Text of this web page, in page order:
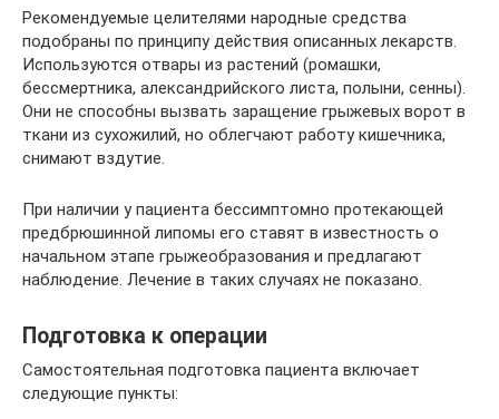
Рекомендуемые целителями народные средства
подобраны по принципу действия описанных лекарств.
Используются отвары из растений (ромашки,
бессмертника, александрийского листа, полыни, сенны).
Они не способны вызвать заращение грыжевых ворот в
ткани из сухожилий, но облегчают работу кишечника,
снимают вздутие.
При наличии у пациента бессимптомно протекающей
предбрюшинной липомы его ставят в известность о
начальном этапе грыжеобразования и предлагают
наблюдение. Лечение в таких случаях не показано.
Подготовка к операции
Самостоятельная подготовка пациента включает
следующие пункты: